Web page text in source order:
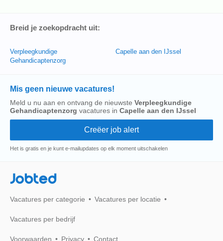
Breid je zoekopdracht uit:
Verpleegkundige
Gehandicaptenzorg
Capelle aan den IJssel
Mis geen nieuwe vacatures!
Meld u nu aan en ontvang de nieuwste Verpleegkundige
Gehandicaptenzorg vacatures in Capelle aan den IJssel
Het is gratis en je kunt e-mailupdates op elk moment uitschakelen
Jobted
Vacatures per categorie Vacatures per locatie
Vacatures per bedrijf
Voorwaarden Privacy Contact